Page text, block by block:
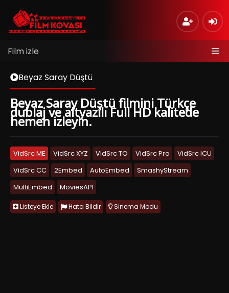
Film izle
Beyaz Saray Düştü
Beyaz Saray Düştü filmini Türkçe
dublaj ve altyazılı Full HD kalitede
hemen izleyin.
VidSrc ME VidSrc XYZ VidSrc TO VidSrc Pro
VidSrc ICU
VidSrc CC
2Embed AutoEmbed
SmashyStream
MultiEmbed
MoviesAPI
Listeye Ekle Hata Bildir Sinema Modu